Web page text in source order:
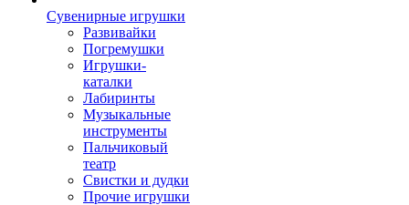
Сувенирные игрушки
Развивайки
Погремушки
Игрушки-
каталки
Лабиринты
Музыкальные
инструменты
Пальчиковый
театр
Свистки и дудки
Прочие игрушки